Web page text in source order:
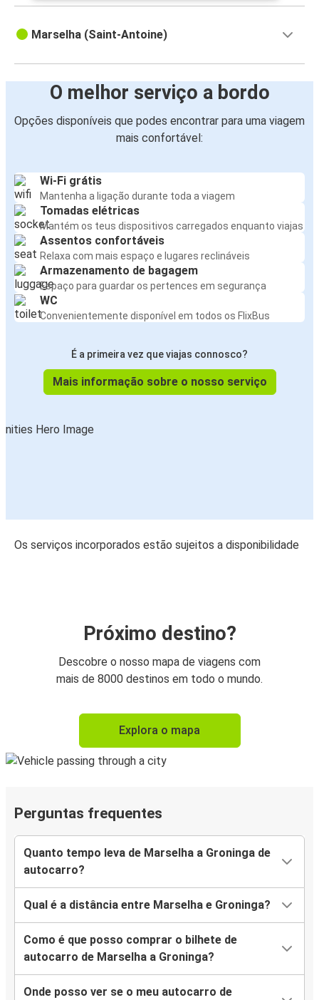
Marselha (Saint-Antoine)
O melhor serviço a bordo
Opções disponíveis que podes encontrar para uma viagem
mais confortável:
Wi-Fi grátis
Mantenha a ligação durante toda a viagem
Tomadas elétricas
Mantém os teus dispositivos carregados enquanto viajas
Assentos confortáveis
Relaxa com mais espaço e lugares reclináveis
Armazenamento de bagagem
Espaço para guardar os pertences em segurança
WC
Convenientemente disponível em todos os FlixBus
É a primeira vez que viajas connosco?
Mais informação sobre o nosso serviço
Os serviços incorporados estão sujeitos a disponibilidade
Próximo destino?
Descobre o nosso mapa de viagens com
mais de 8000 destinos em todo o mundo.
Explora o mapa
Perguntas frequentes
Quanto tempo leva de Marselha a Groninga de
autocarro?
Qual é a distância entre Marselha e Groninga?
Como é que posso comprar o bilhete de
autocarro de Marselha a Groninga?
Onde posso ver se o meu autocarro de